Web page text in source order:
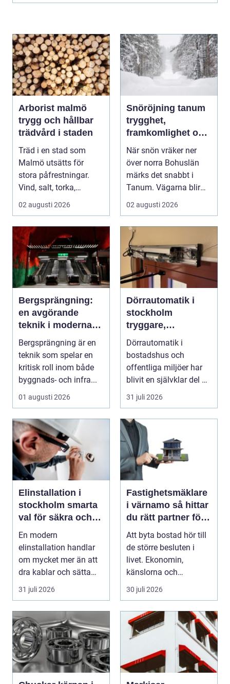
Arborist malmö
trygg och hållbar
trädvård i staden
Träd i en stad som
Malmö utsätts för
stora påfrestningar.
Vind, salt, torka,
markarbeten och
byggpro...
02 augusti 2026
Snöröjning tanum
trygghet,
framkomlighet och
mindre stress i
vintern
När snön vräker ner
över norra Bohuslän
märks det snabbt i
Tanum. Vägarna blir
smalare, parkeringar ...
02 augusti 2026
Bergsprängning:
en avgörande
teknik i moderna
byggprojekt
Bergsprängning är en
teknik som spelar en
kritisk roll inom både
byggnads- och infra...
01 augusti 2026
Dörrautomatik i
stockholm
tryggare,
smidigare och mer
tillgängliga entréer
Dörrautomatik i
bostadshus och
offentliga miljöer har
blivit en självklar del av
en modern fastighet...
31 juli 2026
Elinstallation i
stockholm smarta
val för säkra och
energieffektiva
fastigheter
En modern
elinstallation handlar
om mycket mer än att
dra kablar och sätta
upp uttag. I
Stockholms s...
31 juli 2026
Fastighetsmäklare
i värnamo så hittar
du rätt partner för
din bostadsaffär
Att byta bostad hör till
de större besluten i
livet. Ekonomin,
känslorna och
vardagen vävs ihop i
en...
30 juli 2026